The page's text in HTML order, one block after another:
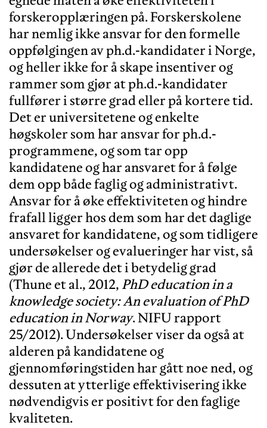
forskeropplæringen på. Forskerskolene
har nemlig ikke ansvar for den formelle
oppfølgingen av ph.d.-kandidater i Norge,
og heller ikke for å skape insentiver og
rammer som gjør at ph.d.-kandidater
fullfører i større grad eller på kortere tid.
Det er universitetene og enkelte
høgskoler som har ansvar for ph.d.-
programmene, og som tar opp
kandidatene og har ansvaret for å følge
dem opp både faglig og administrativt.
Ansvar for å øke effektiviteten og hindre
frafall ligger hos dem som har det daglige
ansvaret for kandidatene, og som tidligere
undersøkelser og evalueringer har vist, så
gjør de allerede det i betydelig grad
(Thune et al., 2012,PhD education in a
knowledge society: An evaluation of PhD
education in Norway. NIFU rapport
25/2012). Undersøkelser viser da også at
alderen på kandidatene og
gjennomføringstiden har gått noe ned, og
dessuten at ytterlige effektivisering ikke
nødvendigvis er positivt for den faglige
kvaliteten.